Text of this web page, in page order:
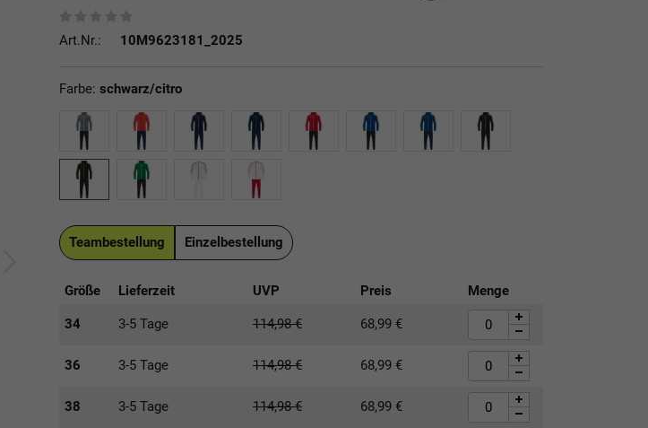
Art.Nr.: 10M9623181_2025
Farbe: schwarz/citro
Teambestellung Einzelbestellung
Größe Lieferzeit UVP Preis Menge
34 3-5 Tage 114,98€ 68,99 €
36 3-5 Tage 114,98€ 68,99 €
38 3-5 Tage 114,98€ 68,99 €